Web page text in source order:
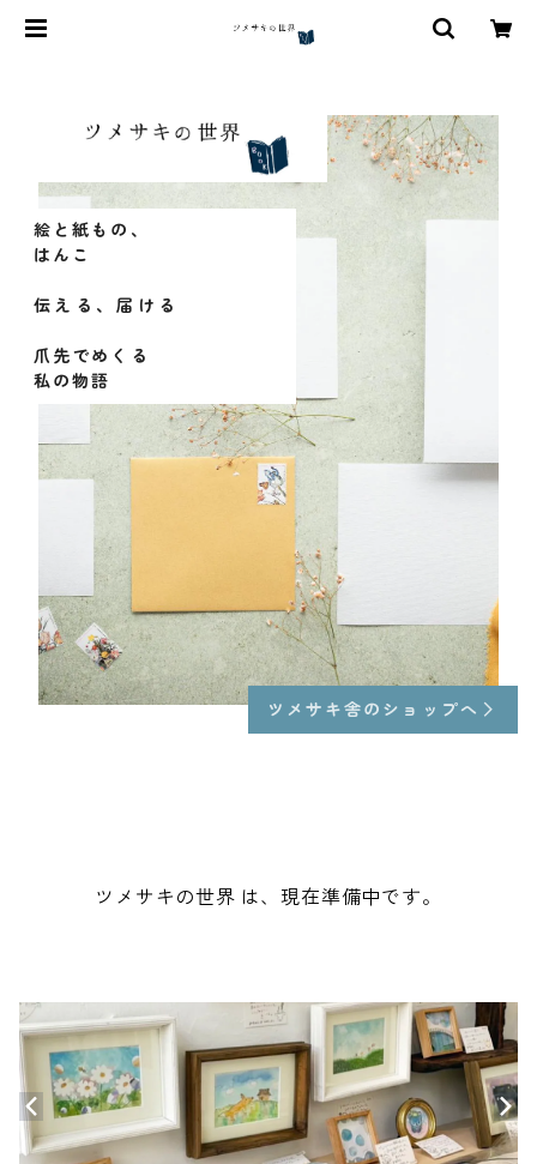
絵と紙もの、
はんこ
伝える、届ける
爪先でめくる
私の物語
ツメサキ舎のショップへ
ツメサキの世界 は、現在準備中です。